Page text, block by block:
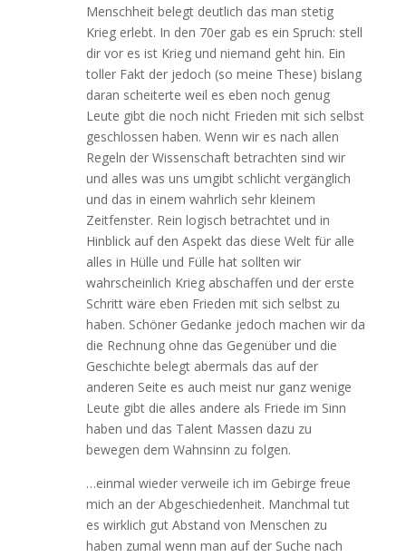
Menschheit belegt deutlich das man stetig
Krieg erlebt. In den 70er gab es ein Spruch: stell
dir vor es ist Krieg und niemand geht hin. Ein
toller Fakt der jedoch (so meine These) bislang
daran scheiterte weil es eben noch genug
Leute gibt die noch nicht Frieden mit sich selbst
geschlossen haben. Wenn wir es nach allen
Regeln der Wissenschaft betrachten sind wir
und alles was uns umgibt schlicht vergänglich
und das in einem wahrlich sehr kleinem
Zeitfenster. Rein logisch betrachtet und in
Hinblick auf den Aspekt das diese Welt für alle
alles in Hülle und Fülle hat sollten wir
wahrscheinlich Krieg abschaffen und der erste
Schritt wäre eben Frieden mit sich selbst zu
haben. Schöner Gedanke jedoch machen wir da
die Rechnung ohne das Gegenüber und die
Geschichte belegt abermals das auf der
anderen Seite es auch meist nur ganz wenige
Leute gibt die alles andere als Friede im Sinn
haben und das Talent Massen dazu zu
bewegen dem Wahnsinn zu folgen.
…einmal wieder verweile ich im Gebirge freue
mich an der Abgeschiedenheit. Manchmal tut
es wirklich gut Abstand von Menschen zu
haben zumal wenn man auf der Suche nach